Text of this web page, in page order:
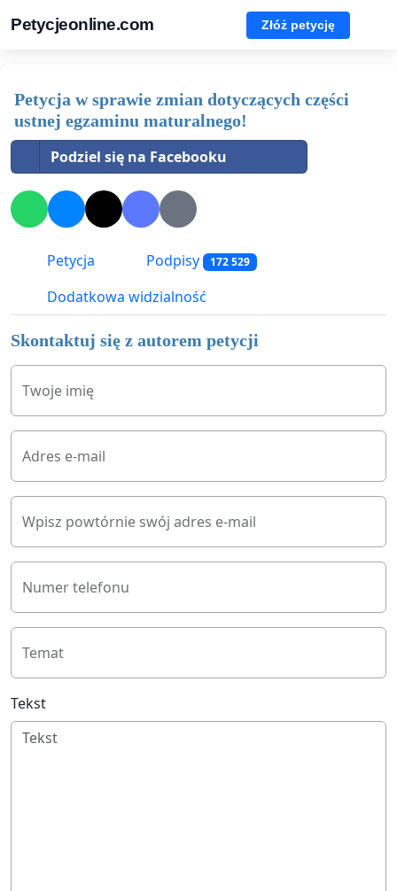
Petycjeonline.com Złóż petycję
Petycja w sprawie zmian dotyczących części
ustnej egzaminu maturalnego!
Podziel się na Facebooku
Petycja Podpisy 172 529
Dodatkowa widzialność
Skontaktuj się z autorem petycji
Twoje imię
Adres e-mail
Wpisz powtórnie swój adres e-mail
Numer telefonu
Temat
Tekst